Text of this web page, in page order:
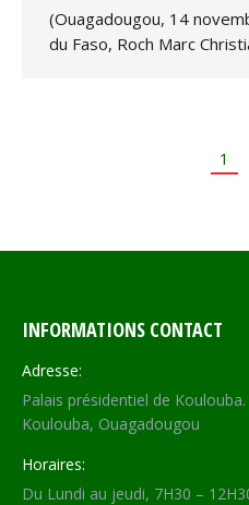
(Ouagadougou, 14
du Faso, Roch Marc
1
INFORMATIONS CONTACT
Adresse:
Palais présidentiel de
Koulouba, Ouagadougou
Horaires:
Du Lundi au jeudi, 7H30 –